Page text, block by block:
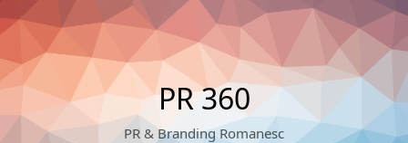
Skip
to
content
PR 360
PR & Branding Romanesc